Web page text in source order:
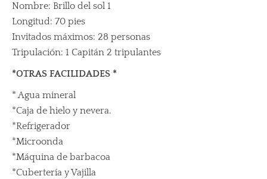
Nombre: Brillo del sol 1
Longitud: 70 pies
Invitados máximos: 28 personas
Tripulación: 1 Capitán 2 tripulantes
*OTRAS FACILIDADES *
* Agua mineral
*Caja de hielo y nevera.
*Refrigerador
*Microonda
*Máquina de barbacoa
*Cubertería y Vajilla